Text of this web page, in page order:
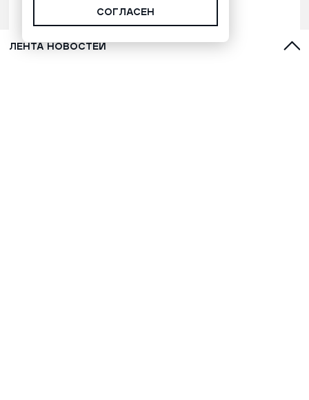
ЛЕНТА НОВОСТЕЙ
СОГЛАСЕН